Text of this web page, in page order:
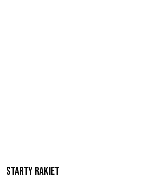
Starty rakiet